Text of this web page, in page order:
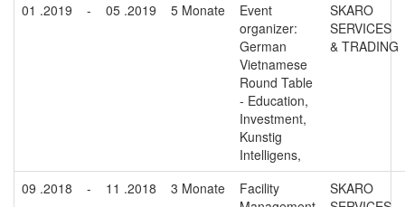
01 .2019 - 05 .2019 5 Monate
Event
organizer:
German
Vietnamese
Round Table
- Education,
Investment,
Kunstig
Intelligens,
SKARO
SERVICES
& TRADING
09 .2018 - 11 .2018 3 Monate
Facility
SKARO